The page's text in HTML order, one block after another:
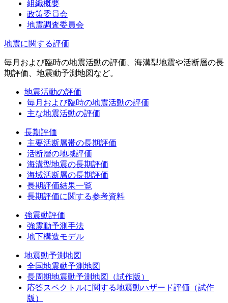
組織概要
政策委員会
地震調査委員会
地震に関する評価
毎月および臨時の地震活動の評価、海溝型地震や活断層の長
期評価、地震動予測地図など。
地震活動の評価
毎月および臨時の地震活動の評価
主な地震活動の評価
長期評価
主要活断層帯の長期評価
活断層の地域評価
海溝型地震の長期評価
海域活断層の長期評価
長期評価結果一覧
長期評価に関する参考資料
強震動評価
強震動予測手法
地下構造モデル
地震動予測地図
全国地震動予測地図
長周期地震動予測地図（試作版）
応答スペクトルに関する地震動ハザード評価（試作
版）